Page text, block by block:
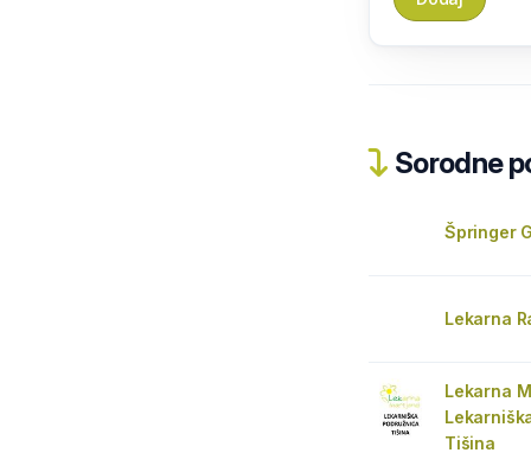
Sorodne
Špringer
Lekarna
Lekarna
Tišina